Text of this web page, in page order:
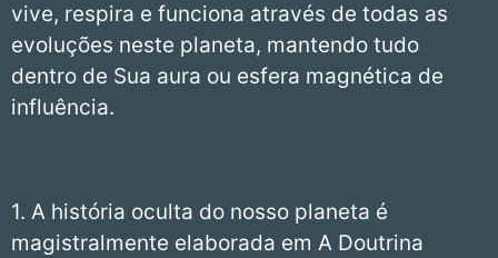
vive, respira e funciona através de todas as
evoluções neste planeta, mantendo tudo
dentro de Sua aura ou esfera magnética de
influência.
1. A história oculta do nosso planeta é
magistralmente elaborada em A Doutrina